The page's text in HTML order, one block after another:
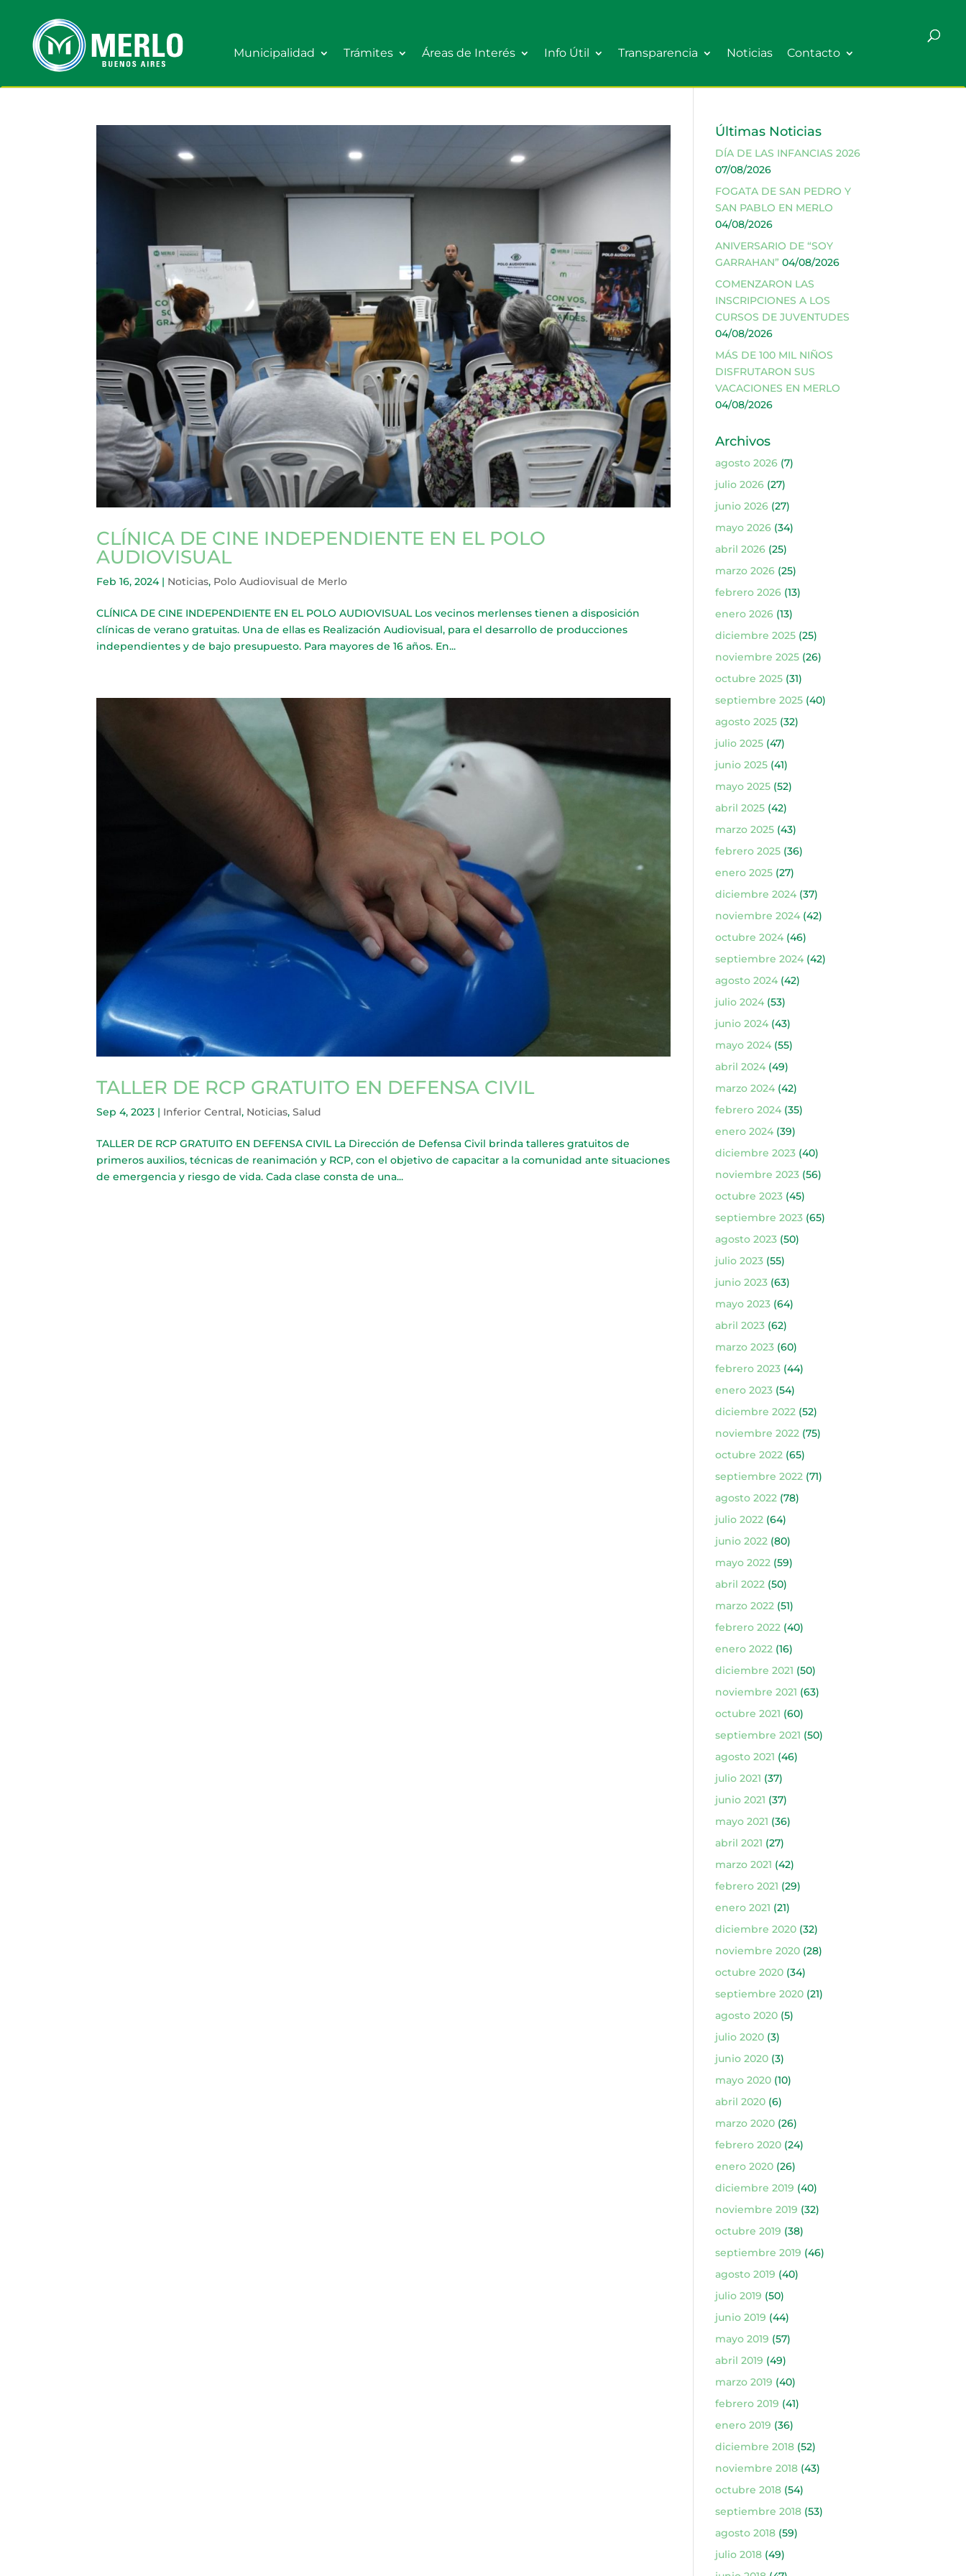
Municipalidad Trámites Áreas de Interés Info Útil Transparencia Noticias Contacto
CLÍNICA DE CINE INDEPENDIENTE EN EL POLO
AUDIOVISUAL
Feb 16, 2024| Noticias, Polo Audiovisual de Merlo
CLÍNICA DE CINE INDEPENDIENTE EN EL POLO AUDIOVISUAL Los vecinos merlenses tienen a disposición
clínicas de verano gratuitas. Una de ellas es Realización Audiovisual, para el desarrollo de producciones
independientes y de bajo presupuesto. Para mayores de 16 años. En...
TALLER DE RCP GRATUITO EN DEFENSA CIVIL
Sep 4, 2023 | Inferior Central, Noticias,Salud
TALLER DE RCP GRATUITO EN DEFENSA CIVIL La Dirección de Defensa Civil brinda talleres gratuitos de
primeros auxilios, técnicas de reanimación y RCP, con el objetivo de capacitar a la comunidad ante situaciones
de emergencia y riesgo de vida. Cada clase consta de una...
Últimas Noticias
DÍA DE LAS INFANCIAS 2026
07/08/2026
FOGATA DE SAN PEDRO Y
SAN PABLO EN MERLO
04/08/2026
ANIVERSARIO DE “SOY
GARRAHAN” 04/08/2026
COMENZARON LAS
INSCRIPCIONES A LOS
CURSOS DE JUVENTUDES
04/08/2026
MÁS DE 100 MIL NIÑOS
DISFRUTARON SUS
VACACIONES EN MERLO
04/08/2026
Archivos
agosto 2026(7)
julio 2026(27)
junio 2026(27)
mayo 2026(34)
abril 2026(25)
marzo 2026(25)
febrero 2026(13)
enero 2026(13)
diciembre 2025(25)
noviembre 2025(26)
octubre 2025(31)
septiembre 2025(40)
agosto 2025(32)
julio 2025(47)
junio 2025(41)
mayo 2025(52)
abril 2025(42)
marzo 2025(43)
febrero 2025(36)
enero 2025(27)
diciembre 2024(37)
noviembre 2024(42)
octubre 2024(46)
septiembre 2024(42)
agosto 2024(42)
julio 2024(53)
junio 2024(43)
mayo 2024(55)
abril 2024(49)
marzo 2024(42)
febrero 2024(35)
enero 2024(39)
diciembre 2023(40)
noviembre 2023(56)
octubre 2023(45)
septiembre 2023(65)
agosto 2023(50)
julio 2023(55)
junio 2023(63)
mayo 2023(64)
abril 2023(62)
marzo 2023(60)
febrero 2023(44)
enero 2023(54)
diciembre 2022(52)
noviembre 2022(75)
octubre 2022(65)
septiembre 2022(71)
agosto 2022(78)
julio 2022(64)
junio 2022(80)
mayo 2022(59)
abril 2022(50)
marzo 2022(51)
febrero 2022(40)
enero 2022(16)
diciembre 2021 (50)
noviembre 2021 (63)
octubre 2021 (60)
septiembre 2021 (50)
agosto 2021 (46)
julio 2021 (37)
junio 2021 (37)
mayo 2021 (36)
abril 2021 (27)
marzo 2021 (42)
febrero 2021 (29)
enero 2021 (21)
diciembre 2020(32)
noviembre 2020(28)
octubre 2020(34)
septiembre 2020(21)
agosto 2020(5)
julio 2020(3)
junio 2020(3)
mayo 2020(10)
abril 2020(6)
marzo 2020(26)
febrero 2020(24)
enero 2020(26)
diciembre 2019 (40)
noviembre 2019 (32)
octubre 2019 (38)
septiembre 2019 (46)
agosto 2019 (40)
julio 2019 (50)
junio 2019 (44)
mayo 2019 (57)
abril 2019 (49)
marzo 2019 (40)
febrero 2019 (41)
enero 2019 (36)
diciembre 2018(52)
noviembre 2018(43)
octubre 2018(54)
septiembre 2018(53)
agosto 2018(59)
julio 2018(49)